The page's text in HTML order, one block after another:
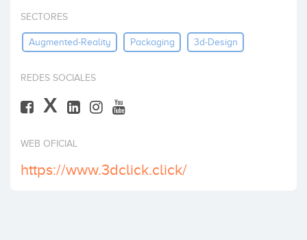
Invertir
SECTORES
Augmented-Reality Packaging 3d-Design
REDES SOCIALES
X
WEB OFICIAL
https://www.3dclick.click/